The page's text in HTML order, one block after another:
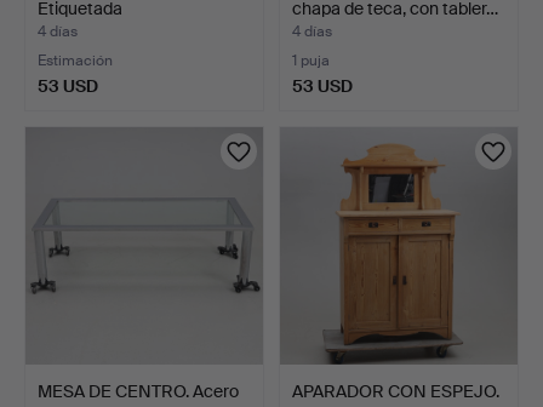
Etiquetada
"Furnituremaker…
4 días
Estimación
53 USD
chapa de teca, con tabler…
4 días
1 puja
53 USD
MESA DE CENTRO. Acero
APARADOR CON ESPEJO.